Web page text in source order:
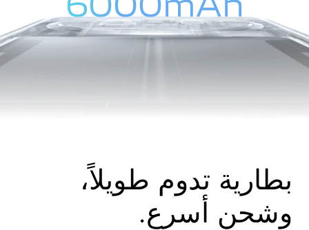
بطارية تدوم طويلاً،
وشحن أسرع.